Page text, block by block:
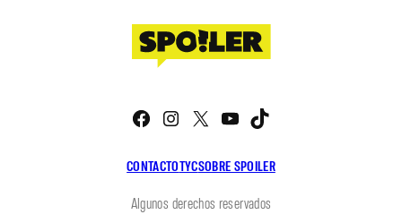
CONTACTOTYCSOBRE SPOILER
Facebook
Instagram
X YouTube
Algunos derechos reservados